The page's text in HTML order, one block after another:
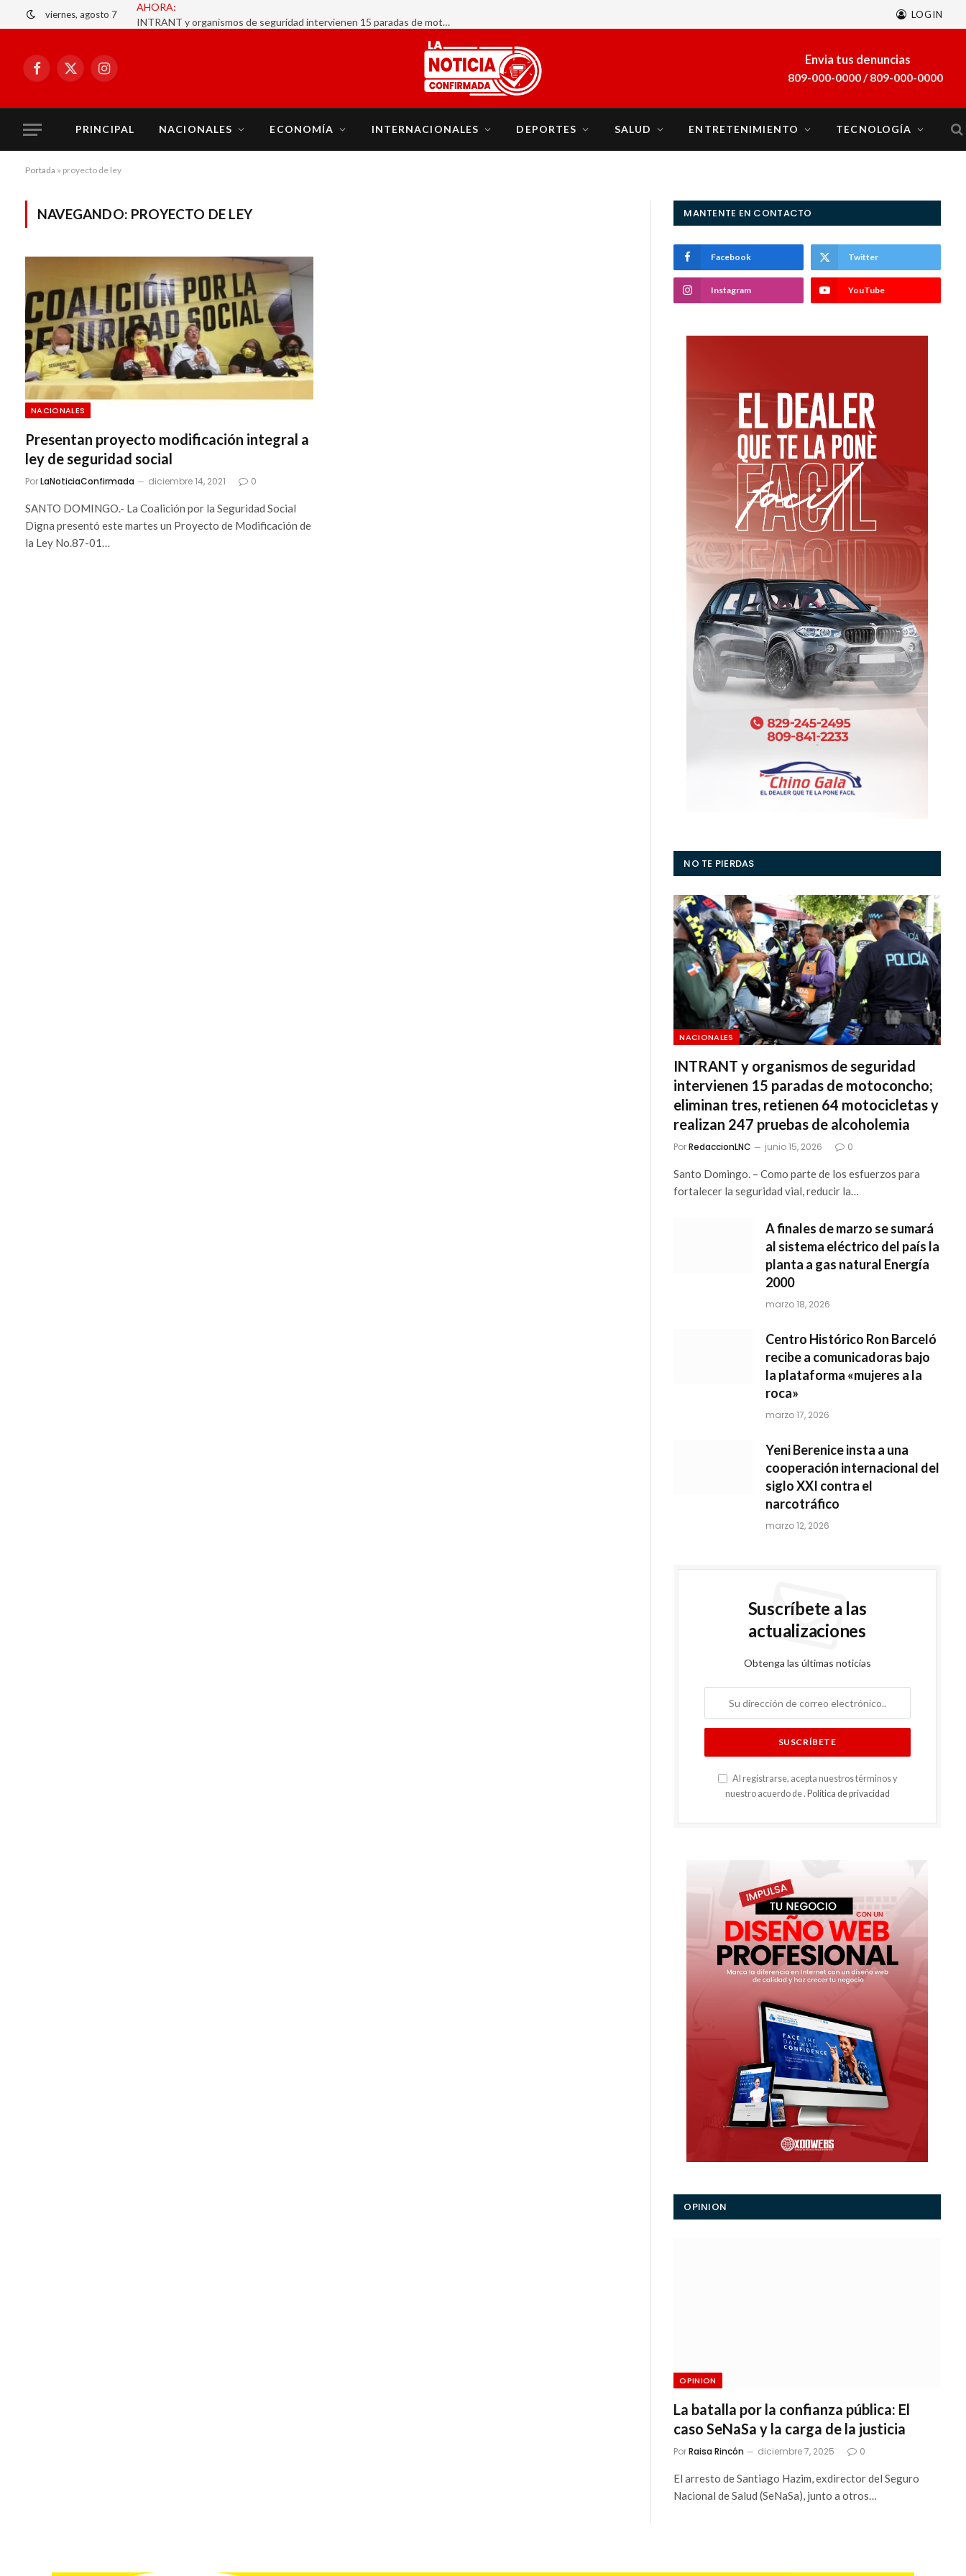
viernes, agosto 7
AHORA:
INTRANT y organismos de seguridad intervienen 15 paradas de motoconcho; eliminan tres, retienen 64 motocicletas y realizan 247 pruebas de alcoholemia
LOGIN
Facebook
X
Instagram
Envia tus denuncias
809-000-0000 / 809-000-0000
PRINCIPAL NACIONALES ECONOMÍA INTERNACIONALES DEPORTES SALUD ENTRETENIMIENTO TECNOLOGÍA
Portada » proyecto de ley
NAVEGANDO: PROYECTO DE LEY
NACIONALES
Presentan proyecto modificación integral a
ley de seguridad social
PorLaNoticiaConfirmada diciembre 14, 2021 0
SANTO DOMINGO.- La Coalición por la Seguridad Social
Digna presentó este martes un Proyecto de Modificación de
la Ley No.87-01…
MANTENTE EN CONTACTO
Facebook Twitter
Instagram YouTube
NO TE PIERDAS
NACIONALES
INTRANT y organismos de seguridad
intervienen 15 paradas de motoconcho;
eliminan tres, retienen 64 motocicletas y
realizan 247 pruebas de alcoholemia
PorRedaccionLNC junio 15, 2026 0
Santo Domingo. – Como parte de los esfuerzos para
fortalecer la seguridad vial, reducir la…
A finales de marzo se sumará
al sistema eléctrico del país la
planta a gas natural Energía
2000
marzo 18, 2026
Centro Histórico Ron Barceló
recibe a comunicadoras bajo
la plataforma «mujeres a la
roca»
marzo 17, 2026
Yeni Berenice insta a una
cooperación internacional del
siglo XXI contra el
narcotráfico
marzo 12, 2026
Suscríbete a las
actualizaciones
Obtenga las últimas noticias
Al registrarse, acepta nuestros términos y
nuestro acuerdo de . Política de privacidad
OPINION
OPINION
La batalla por la confianza pública: El
caso SeNaSa y la carga de la justicia
PorRaisa Rincón diciembre 7, 2025 0
El arresto de Santiago Hazim, exdirector del Seguro
Nacional de Salud (SeNaSa), junto a otros…